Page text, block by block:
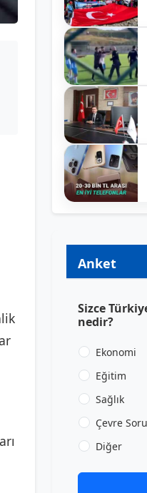
Anket
Sizce
nedir?
Ekonomi
Eğitim
Sağlık
Çevre
Diğer